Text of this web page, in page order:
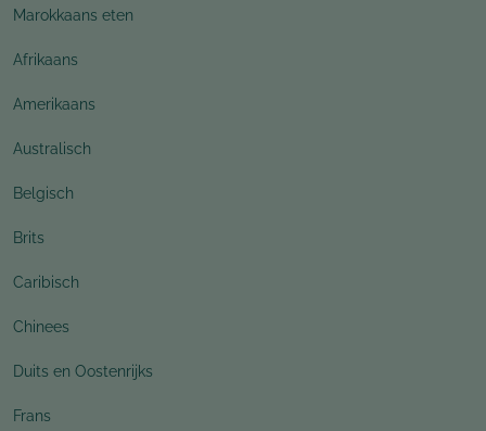
Marokkaans eten
Afrikaans
Amerikaans
Australisch
Belgisch
Brits
Caribisch
Chinees
Duits en Oostenrijks
Frans